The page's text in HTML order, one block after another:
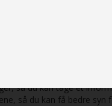
være nemmere for dig
udstyr og en større
på din nye
dine spørgsmål
så du kan tage et
så du kan få bedre syn